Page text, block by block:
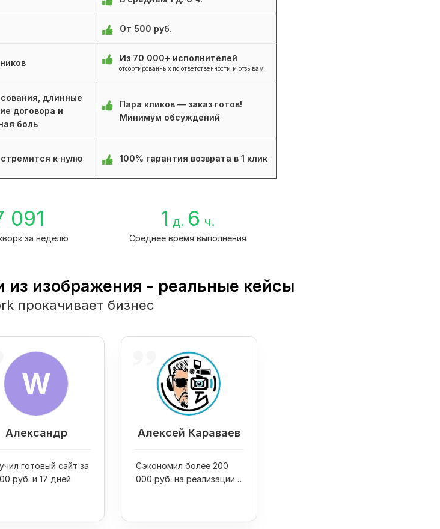
От 500 руб.
Из 70 000+ исполнителей
отсортированных по ответственности и отзывам
длинные
договора и
боль
Пара кликов — заказ готов!
Минимум обсуждений
к нулю 100% гарантия возврата в 1 клик
091
за неделю
1 д. 6 ч.
Среднее время выполнения
из изображения - реальные кейсы
прокачивает бизнес
W
Александр
готовый сайт за
руб. и 17 дней
Алексей Караваев
Сэкономил более 200
000 руб. на реализации